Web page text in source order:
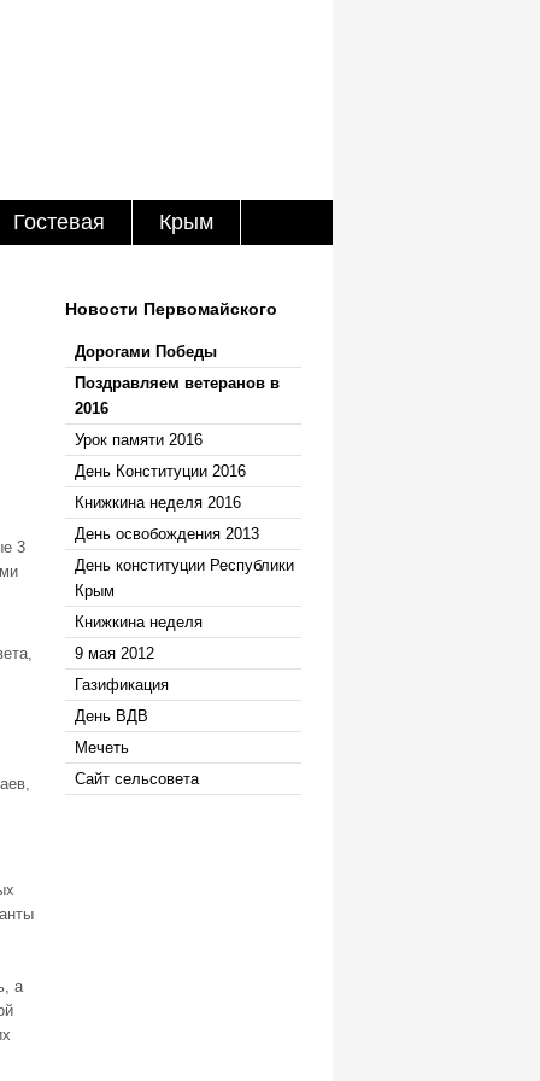
Гостевая Крым
Новости Первомайского
Дорогами Победы
Поздравляем ветеранов в
2016
Урок памяти 2016
День Конституции 2016
Книжкина неделя 2016
День освобождения 2013
День конституции Республики
Крым
Книжкина неделя
9 мая 2012
Газификация
День ВДВ
Мечеть
Сайт сельсовета
3
а